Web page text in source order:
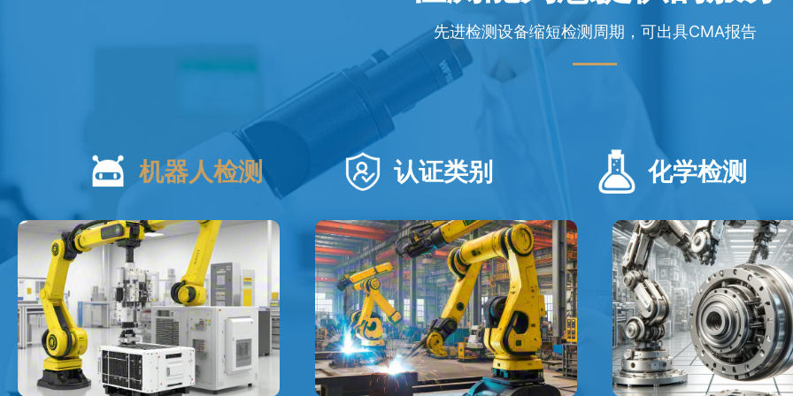
先进检测设备缩短检测周期，可出具CMA报告
机器人检测 认证类别 化学检测